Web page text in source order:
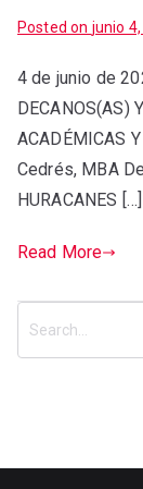
Posted on junio
4 de junio de
DECANOS(AS)
ACADÉMICAS
Cedrés, MBA
HURACANES […]
Read More